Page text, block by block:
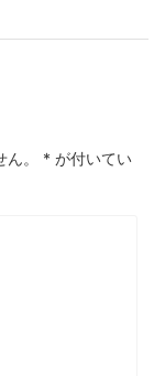
。 * が付いてい